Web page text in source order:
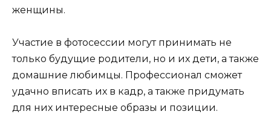
женщины.
Участие в фотосессии могут принимать не
только будущие родители, но и их дети, а также
домашние любимцы. Профессионал сможет
удачно вписать их в кадр, а также придумать
для них интересные образы и позиции.